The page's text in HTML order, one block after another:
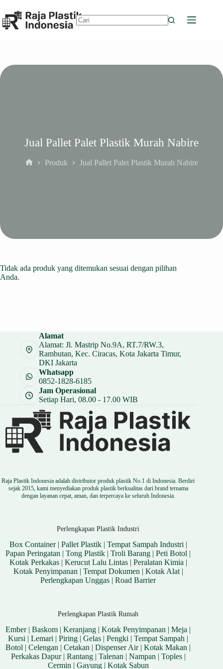
to
content
Jual Pallet Palet Plastik Murah Nabire
Produk Jual Pallet Palet Plastik Murah Nabire
Tidak ada produk yang ditemukan sesuai dengan pilihan
Anda.
Alamat
Alamat: Jl. Mastrip No.9A, RT.7/RW.3,
Rambutan, Kec. Ciracas, Kota Jakarta Timur,
DKI Jakarta
Whatsapp
0852-1828-6185
Jam Operasional
Setiap Hari, 08.00 - 17.00 WIB
Raja Plastik Indonesia adalah distributor produk plastik No.1 di Indonesia. Berdiri
sejak 2015, kami menyediakan produk plastik berkualitas dari brand ternama
dengan layanan cepat, aman, dan terpercaya ke seluruh Indonesia.
Perlengkapan Plastik Industri
Box Container| Pallet Plastik| Tempat Sampah Industri |
Papan Peringatan |Tong Plastik |Troli Barang |Peti Botol |
Kotak Perkakas| Kerucut Lalu Lintas| Peralatan Kimia |
Kotak Penyimpanan | Tempat Dokumen | Kotak Alat|
Perlengkapan Unggas |Road Barrier
Perlengkapan Plastik Rumah
Ember|Baskom |Keranjang |Kotak Penyimpanan |Meja |
Kursi |Lemari |Piring |Gelas |Pengki |Tempat Sampah |
Botol |Celengan |Cetakan |Dispenser Air|Kotak Makan |
Perkakas Dapur| Rantang| Talenan | Nampan | Toples|
Cermin | Gayung| Kotak Sabun